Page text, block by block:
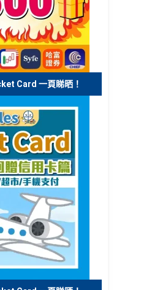
Card 一頁睇晒！